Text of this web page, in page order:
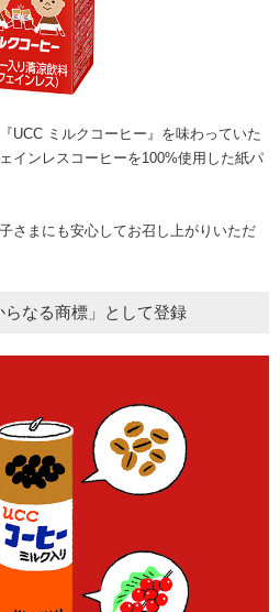
UCC ミルクコーヒー』を味わっていた
インレスコーヒーを100%使用した紙パ
さまにも安心してお召し上がりいただ
なる商標」として登録